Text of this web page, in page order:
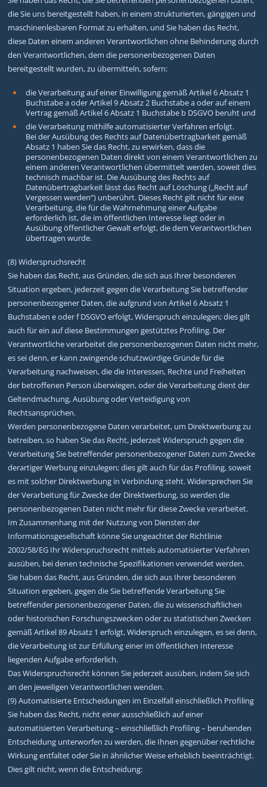
die Sie uns bereitgestellt haben, in einem strukturierten, gängigen und
maschinenlesbaren Format zu erhalten, und Sie haben das Recht,
diese Daten einem anderen Verantwortlichen ohne Behinderung durch
den Verantwortlichen, dem die personenbezogenen Daten
bereitgestellt wurden, zu übermitteln, sofern:
die Verarbeitung auf einer Einwilligung gemäß Artikel 6 Absatz 1
Buchstabe a oder Artikel 9 Absatz 2 Buchstabe a oder auf einem
Vertrag gemäß Artikel 6 Absatz 1 Buchstabe b DSGVO beruht und
die Verarbeitung mithilfe automatisierter Verfahren erfolgt.
Bei der Ausübung des Rechts auf Datenübertragbarkeit gemäß
Absatz 1 haben Sie das Recht, zu erwirken, dass die
personenbezogenen Daten direkt von einem Verantwortlichen zu
einem anderen Verantwortlichen übermittelt werden, soweit dies
technisch machbar ist. Die Ausübung des Rechts auf
Datenübertragbarkeit lässt das Recht auf Löschung („Recht auf
Vergessen werden“) unberührt. Dieses Recht gilt nicht für eine
Verarbeitung, die für die Wahrnehmung einer Aufgabe
erforderlich ist, die im öffentlichen Interesse liegt oder in
Ausübung öffentlicher Gewalt erfolgt, die dem Verantwortlichen
übertragen wurde.
(8) Widerspruchsrecht
Sie haben das Recht, aus Gründen, die sich aus Ihrer besonderen
Situation ergeben, jederzeit gegen die Verarbeitung Sie betreffender
personenbezogener Daten, die aufgrund von Artikel 6 Absatz 1
Buchstaben e oder f DSGVO erfolgt, Widerspruch einzulegen; dies gilt
auch für ein auf diese Bestimmungen gestütztes Profiling. Der
Verantwortliche verarbeitet die personenbezogenen Daten nicht mehr,
es sei denn, er kann zwingende schutzwürdige Gründe für die
Verarbeitung nachweisen, die die Interessen, Rechte und Freiheiten
der betroffenen Person überwiegen, oder die Verarbeitung dient der
Geltendmachung, Ausübung oder Verteidigung von
Rechtsansprüchen.
Werden personenbezogene Daten verarbeitet, um Direktwerbung zu
betreiben, so haben Sie das Recht, jederzeit Widerspruch gegen die
Verarbeitung Sie betreffender personenbezogener Daten zum Zwecke
derartiger Werbung einzulegen; dies gilt auch für das Profiling, soweit
es mit solcher Direktwerbung in Verbindung steht. Widersprechen Sie
der Verarbeitung für Zwecke der Direktwerbung, so werden die
personenbezogenen Daten nicht mehr für diese Zwecke verarbeitet.
Im Zusammenhang mit der Nutzung von Diensten der
Informationsgesellschaft könne Sie ungeachtet der Richtlinie
2002/58/EG Ihr Widerspruchsrecht mittels automatisierter Verfahren
ausüben, bei denen technische Spezifikationen verwendet werden.
Sie haben das Recht, aus Gründen, die sich aus Ihrer besonderen
Situation ergeben, gegen die Sie betreffende Verarbeitung Sie
betreffender personenbezogener Daten, die zu wissenschaftlichen
oder historischen Forschungszwecken oder zu statistischen Zwecken
gemäß Artikel 89 Absatz 1 erfolgt, Widerspruch einzulegen, es sei denn,
die Verarbeitung ist zur Erfüllung einer im öffentlichen Interesse
liegenden Aufgabe erforderlich.
Das Widerspruchsrecht können Sie jederzeit ausüben, indem Sie sich
an den jeweiligen Verantwortlichen wenden.
(9) Automatisierte Entscheidungen im Einzelfall einschließlich Profiling
Sie haben das Recht, nicht einer ausschließlich auf einer
automatisierten Verarbeitung – einschließlich Profiling – beruhenden
Entscheidung unterworfen zu werden, die Ihnen gegenüber rechtliche
Wirkung entfaltet oder Sie in ähnlicher Weise erheblich beeinträchtigt.
Dies gilt nicht, wenn die Entscheidung: